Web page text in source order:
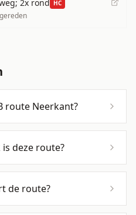
2x rond HC
route Neerkant?
deze route?
de route?